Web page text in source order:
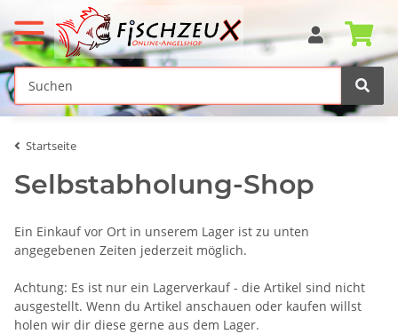
Startseite
Selbstabholung-Shop
Ein Einkauf vor Ort in unserem Lager ist zu unten
angegebenen Zeiten jederzeit möglich.
Achtung: Es ist nur ein Lagerverkauf - die Artikel sind nicht
ausgestellt. Wenn du Artikel anschauen oder kaufen willst
holen wir dir diese gerne aus dem Lager.